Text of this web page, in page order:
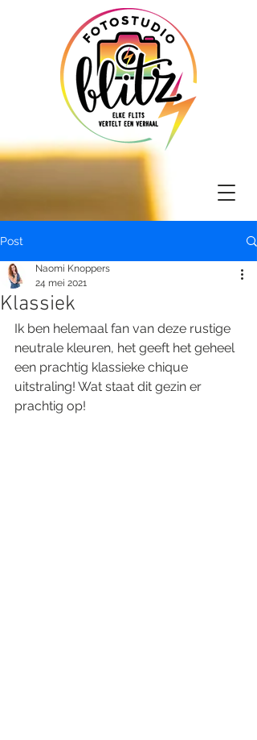
Post
Klassiek
Naomi Knoppers
24 mei 2021
Ik ben helemaal fan van deze rustige
neutrale kleuren, het geeft het geheel
een prachtig klassieke chique
uitstraling! Wat staat dit gezin er
prachtig op!